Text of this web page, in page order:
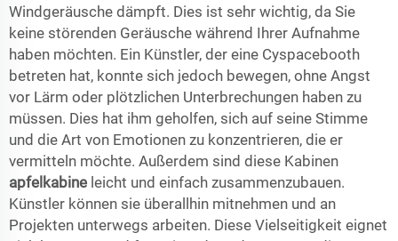
Windgeräusche dämpft. Dies ist sehr wichtig, da Sie
keine störenden Geräusche während Ihrer Aufnahme
haben möchten. Ein Künstler, der eine Cyspacebooth
betreten hat, konnte sich jedoch bewegen, ohne Angst
vor Lärm oder plötzlichen Unterbrechungen haben zu
müssen. Dies hat ihm geholfen, sich auf seine Stimme
und die Art von Emotionen zu konzentrieren, die er
vermitteln möchte. Außerdem sind diese Kabinen
apfelkabine leicht und einfach zusammenzubauen.
Künstler können sie überallhin mitnehmen und an
Projekten unterwegs arbeiten. Diese Vielseitigkeit eignet